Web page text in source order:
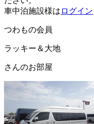
車中泊施設様は ログイン
つわもの会員
ラッキー＆大地
さんのお部屋